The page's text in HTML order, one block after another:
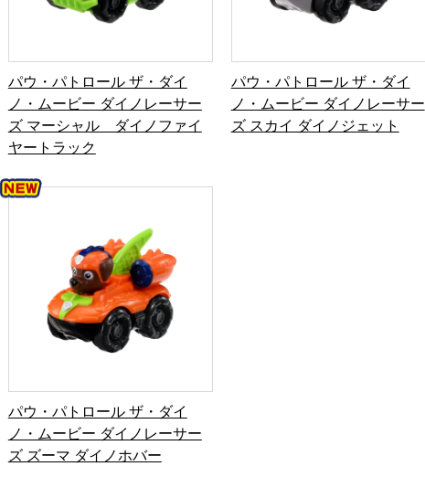
パウ・パトロール ザ・ダイ
ノ・ムービー ダイノレーサー
ズ マーシャル ダイノファイ
ヤートラック
パウ・パトロール ザ・ダイ
ノ・ムービー ダイノレーサー
ズ スカイ ダイノジェット
パウ・パトロール ザ・ダイ
ノ・ムービー ダイノレーサー
ズ ズーマ ダイノホバー